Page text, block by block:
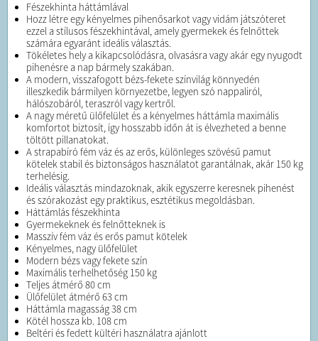
Fészekhinta háttámlával
Hozz létre egy kényelmes pihenősarkot vagy vidám játszóteret
ezzel a stílusos fészekhintával, amely gyermekek és felnőttek
számára egyaránt ideális választás.
Tökéletes hely a kikapcsolódásra, olvasásra vagy akár egy nyugodt
pihenésre a nap bármely szakában.
A modern, visszafogott bézs-fekete színvilág könnyedén
illeszkedik bármilyen környezetbe, legyen szó nappaliról,
hálószobáról, teraszról vagy kertről.
A nagy méretű ülőfelület és a kényelmes háttámla maximális
komfortot biztosít, így hosszabb időn át is élvezheted a benne
töltött pillanatokat.
A strapabíró fém váz és az erős, különleges szövésű pamut
kötelek stabil és biztonságos használatot garantálnak, akár 150 kg
terhelésig.
Ideális választás mindazoknak, akik egyszerre keresnek pihenést
és szórakozást egy praktikus, esztétikus megoldásban.
Háttámlás fészekhinta
Gyermekeknek és felnőtteknek is
Masszív fém váz és erős pamut kötelek
Kényelmes, nagy ülőfelület
Modern bézs vagy fekete szín
Maximális terhelhetőség 150 kg
Teljes átmérő 80 cm
Ülőfelület átmérő 63 cm
Háttámla magasság 38 cm
Kötél hossza kb. 108 cm
Beltéri és fedett kültéri használatra ajánlott